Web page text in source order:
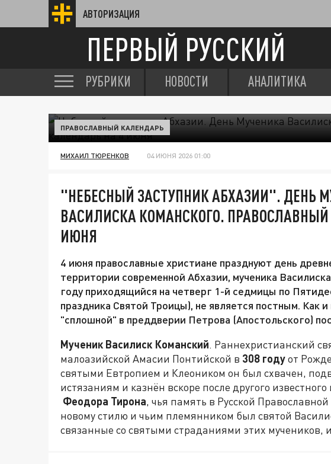
АВТОРИЗАЦИЯ
ПЕРВЫЙ РУССКИЙ
РУБРИКИ НОВОСТИ АНАЛИТИКА
ПРАВОСЛАВНЫЙ КАЛЕНДАРЬ
МИХАИЛ ТЮРЕНКОВ 04 ИЮНЯ 2026 01:00
"НЕБЕСНЫЙ ЗАСТУПНИК АБХАЗИИ". ДЕНЬ
ВАСИЛИСКА КОМАНСКОГО.
ИЮНЯ
4 июня православные христиане празднуют день
территории современной Абхазии, мученика
году приходящийся на четверг 1-й седмицы по
праздника Святой Троицы), не является постным. Как
"сплошной" в преддверии Петрова (Апостольского)
Мученик Василиск Команский. Раннехристианский
малоазийской Амасии Понтийской в 308 годуот
святыми Евтропием и Клеоником он был схвачен,
истязаниям и казнён вскоре после другого
Феодора Тирона, чья память в Русской
новому стилю и чьим племянником был святой
связанные со святыми страданиями этих мучеников,